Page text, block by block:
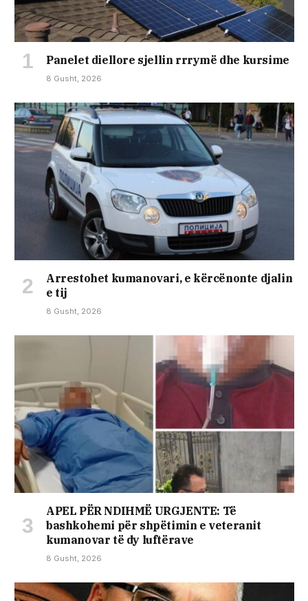
Panelet diellore sjellin rrrymë dhe kursime
8 Gusht, 2026
Arrestohet kumanovari, e kërcënonte djalin
e tij
8 Gusht, 2026
APEL PËR NDIHMË URGJENTE: Të
bashkohemi për shpëtimin e veteranit
kumanovar të dy luftërave
8 Gusht, 2026